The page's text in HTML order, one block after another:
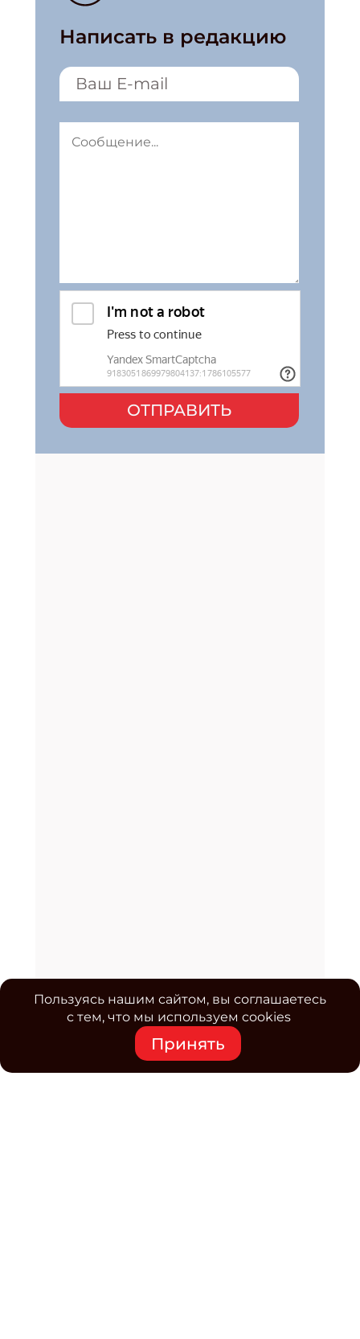
Написать в редакцию
ОТПРАВИТЬ
Пользуясь нашим сайтом, вы соглашаетесь
с тем, что мы используем cookies
Принять